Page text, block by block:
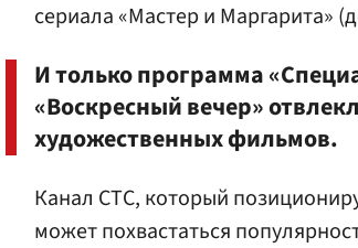
сериала «Мастер и Маргарита»
И только программа
«Воскресный вечер»
художественных фильмов.
Канал СТС, который
может похвастаться